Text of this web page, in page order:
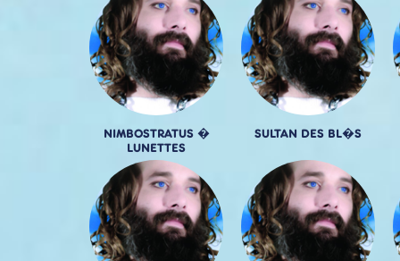
NIMBOSTRATUS �
LUNETTES
SULTAN DES BL�S